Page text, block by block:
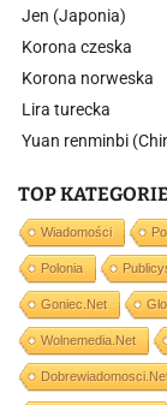
Jen (Japonia)
Korona czeska
Korona norweska
Lira turecka
Yuan renminbi
TOP KATEGORIE
Wiadomości
Polonia
Goniec.net
Wolnemedia.net